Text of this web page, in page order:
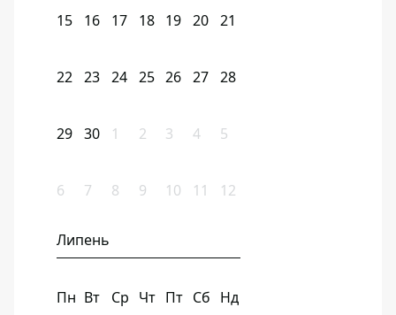
15 16 17 18 19 20 21
22 23 24 25 26 27 28
29 30 1 2 3 4 5
6 7 8 9 10 11 12
Липень
Пн Вт Ср Чт Пт Сб Нд